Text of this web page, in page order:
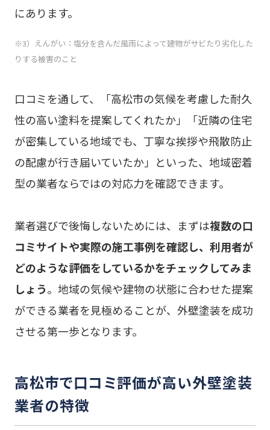
にあります。
※3）えんがい：塩分を含んだ風雨によって建物がサビたり劣化した
りする被害のこと
口コミを通して、「高松市の気候を考慮した耐久
性の高い塗料を提案してくれたか」「近隣の住宅
が密集している地域でも、丁寧な挨拶や飛散防止
の配慮が行き届いていたか」といった、地域密着
型の業者ならではの対応力を確認できます。
業者選びで後悔しないためには、まずは複数の口
コミサイトや実際の施工事例を確認し、利用者が
どのような評価をしているかをチェックしてみま
しょう。地域の気候や建物の状態に合わせた提案
ができる業者を見極めることが、外壁塗装を成功
させる第一歩となります。
高松市で口コミ評価が高い外壁塗装
業者の特徴